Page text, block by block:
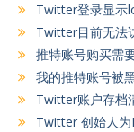
Twitter登录显示
Twitter目前无法
推特账号购买需
我的推特账号被
Twitter账户存档
Twitter 创始人